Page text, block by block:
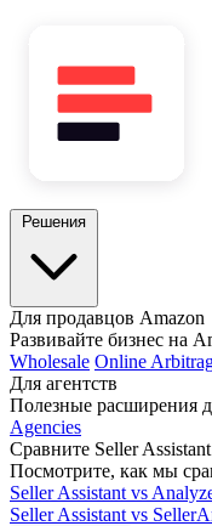
Для продавцов Amazon
Развивайте бизнес на
Wholesale Online
Для агентств
Полезные расширения
Agencies
Сравните Seller Assistant
Посмотрите, как мы
Seller Assistant vs
Seller Assistant vs